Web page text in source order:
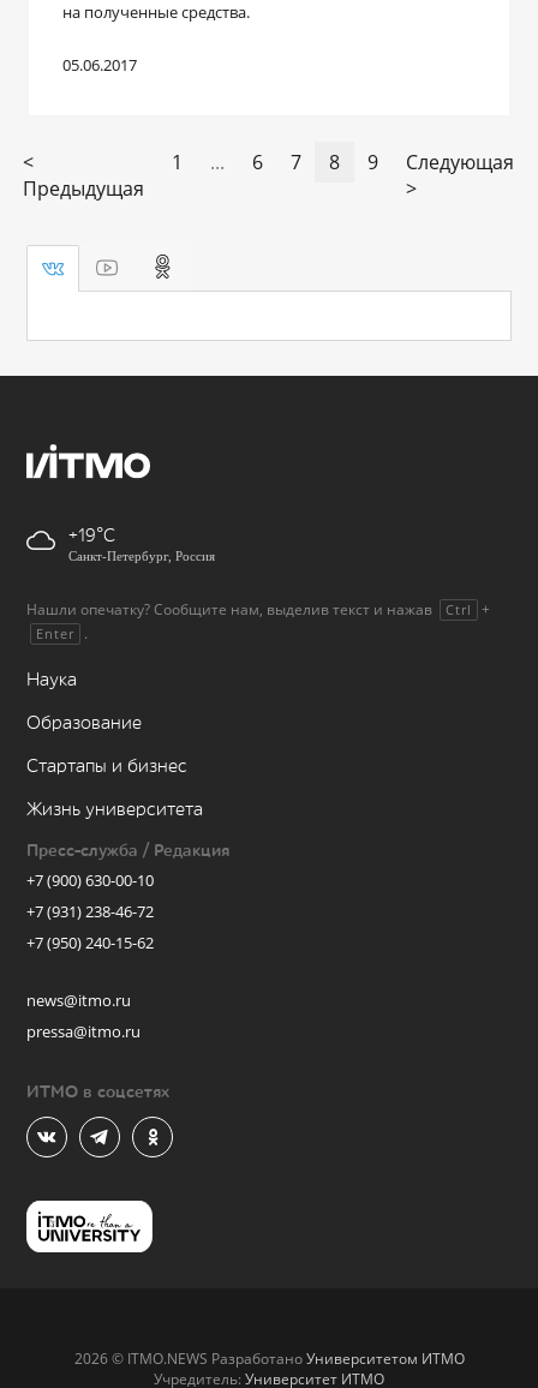
на полученные средства.
05.06.2017
<
Предыдущая
1 ... 6 7 8 9
Следующая
>
+19
Санкт-Петербург, Россия
Нашли опечатку? Сообщите нам, выделив текст и нажав Ctrl +
Enter .
Наука
Образование
Стартапы и бизнес
Жизнь университета
Пресс-служба / Редакция
+7 (900) 630-00-10
+7 (931) 238-46-72
+7 (950) 240-15-62
news@itmo.ru
pressa@itmo.ru
ИТМО в соцсетях
2026 © ITMO.NEWS РазработаноУниверситетом ИТМО
Учредитель: Университет ИТМО